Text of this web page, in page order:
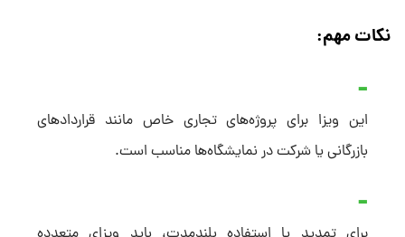
نکات مهم:
این ویزا برای پروژه‌های تجاری خاص مانند قراردادهای
بازرگانی یا شرکت در نمایشگاه‌ها مناسب است.